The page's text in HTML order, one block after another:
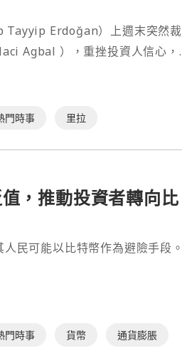
Tayyip Erdoğan）上週末突然裁
Agbal ），重挫投資人信心，
就崩跌逾15%，吐回近4個月來
近歷史最低水平，當地民眾對比
開始激增。⋯
門時事 里拉
，推動投資者轉向比
民可能以比特幣作為避險手段。
門時事 貨幣 通貨膨脹